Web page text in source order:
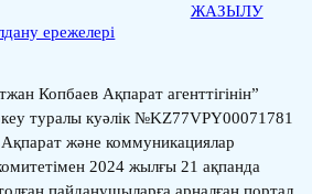
ережелері
ЖАЗЫЛУ
Копбаев Ақпарат агенттігінін”
туралы куәлік №KZ77VPY00071781
және коммуникациялар
2024 жылғы 21 ақпанда
пайданушыларға арналған портал.